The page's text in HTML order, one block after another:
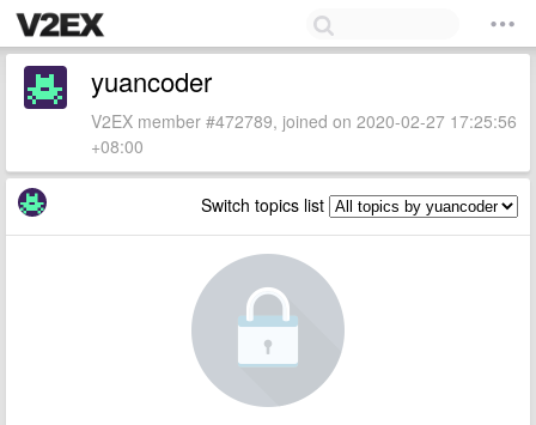
yuancoder
V2EX member #472789, joined on 2020-02-27 17:25:56
+08:00
Switch topics list